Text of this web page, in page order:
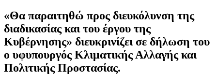
«Θα παραιτηθώ προς διευκόλυνση της
διαδικασίας και του έργου της
Κυβέρνησης» διευκρινίζει σε δήλωση του
ο υφυπουργός Κλιματικής Αλλαγής και
Πολιτικής Προστασίας.